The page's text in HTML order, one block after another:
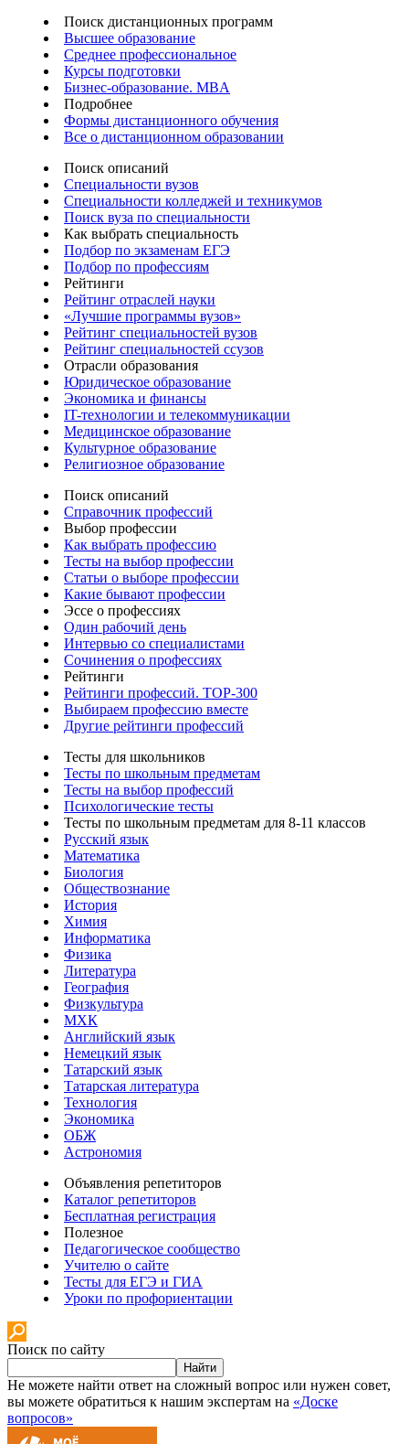
Поиск дистанционных программ
Высшее образование
Среднее профессиональное
Курсы подготовки
Бизнес-образование. MBA
Подробнее
Формы дистанционного обучения
Все о дистанционном образовании
Поиск описаний
Специальности вузов
Специальности колледжей и техникумов
Поиск вуза по специальности
Как выбрать специальность
Подбор по экзаменам ЕГЭ
Подбор по профессиям
Рейтинги
Рейтинг отраслей науки
«Лучшие программы вузов»
Рейтинг специальностей вузов
Рейтинг специальностей ссузов
Отрасли образования
Юридическое образование
Экономика и финансы
IT-технологии и телекоммуникации
Медицинское образование
Культурное образование
Религиозное образование
Поиск описаний
Справочник профессий
Выбор профессии
Как выбрать профессию
Тесты на выбор профессии
Статьи о выборе профессии
Какие бывают профессии
Эссе о профессиях
Один рабочий день
Интервью со специалистами
Сочинения о профессиях
Рейтинги
Рейтинги профессий. TOP-300
Выбираем профессию вместе
Другие рейтинги профессий
Тесты для школьников
Тесты по школьным предметам
Тесты на выбор профессий
Психологические тесты
Тесты по школьным предметам для 8-11 классов
Русский язык
Математика
Биология
Обществознание
История
Химия
Информатика
Физика
Литература
География
Физкультура
МХК
Английский язык
Немецкий язык
Татарский язык
Татарская литература
Технология
Экономика
ОБЖ
Астрономия
Объявления репетиторов
Каталог репетиторов
Бесплатная регистрация
Полезное
Педагогическое сообщество
Учителю о сайте
Тесты для ЕГЭ и ГИА
Уроки по профориентации
Поиск по сайту
Найти
Не можете найти ответ на сложный вопрос или нужен совет,
вы можете обратиться к нашим экспертам на «Доске
вопросов»